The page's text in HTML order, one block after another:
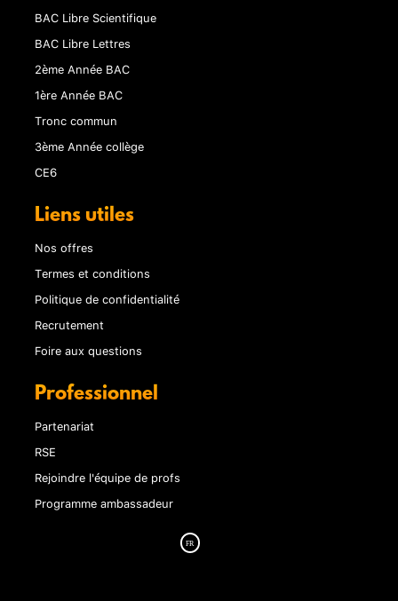
BAC Libre Scientifique
BAC Libre Lettres
2ème Année BAC
1ère Année BAC
Tronc commun
3ème Année collège
CE6
Liens utiles
Nos offres
Termes et conditions
Politique de confidentialité
Recrutement
Foire aux questions
Professionnel
Partenariat
RSE
Rejoindre l'équipe de profs
Programme ambassadeur